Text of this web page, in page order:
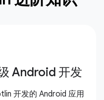
Android 开发
开发的 Android 应用